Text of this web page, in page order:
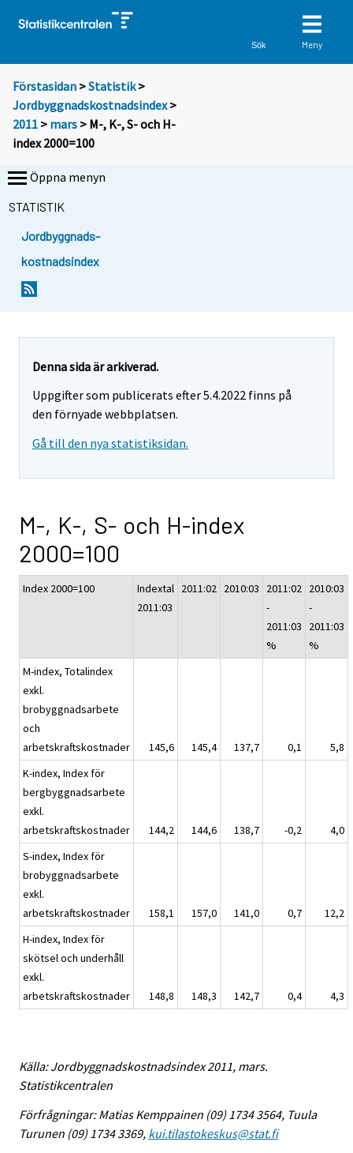
Sök Meny
Förstasidan >Statistik >
Jordbyggnadskostnadsindex>
2011 > mars > M-, K-, S- och H-
index 2000=100
Öppna menyn
STATISTIK
Jordbyggnads-
kostnadsindex
Denna sida är arkiverad.
Uppgifter som publicerats efter 5.4.2022 finns på
den förnyade webbplatsen.
Gå till den nya statistiksidan.
M-, K-, S- och H-index
2000=100
Index 2000=100
Indextal
2011:03
2011:02 2010:03
2011:02
-
2011:03
%
2010:03
-
2011:03
%
M-index, Totalindex
exkl.
brobyggnadsarbete
och
arbetskraftskostnader
145,6 145,4 137,7 0,1
5,8
K-index, Index för
bergbyggnadsarbete
exkl.
arbetskraftskostnader
144,2 144,6 138,7 -0,2
4,0
S-index, Index för
brobyggnadsarbete
exkl.
arbetskraftskostnader
158,1 157,0 141,0 0,7
12,2
H-index, Index för
skötsel och underhåll
exkl.
arbetskraftskostnader
148,8 148,3 142,7 0,4 4,3
Källa: Jordbyggnadskostnadsindex 2011, mars.
Statistikcentralen
Förfrågningar: Matias Kemppainen (09) 1734 3564, Tuula
Turunen (09) 1734 3369, kui.tilastokeskus@stat.fi